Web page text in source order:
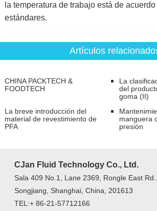
la temperatura de trabajo está de
estándares.
Artículos
CHINA PACKTECH &
FOODTECH
La
del
goma (II)
La breve introducción del
material de revestimiento de
PFA
manguera
presión
CJan Fluid Technology Co., Ltd.
Sala 409 No.1, Lane 2369, Rongle East
Songjiang, Shanghai, China, 201613
TEL:+ 86-21-57712166